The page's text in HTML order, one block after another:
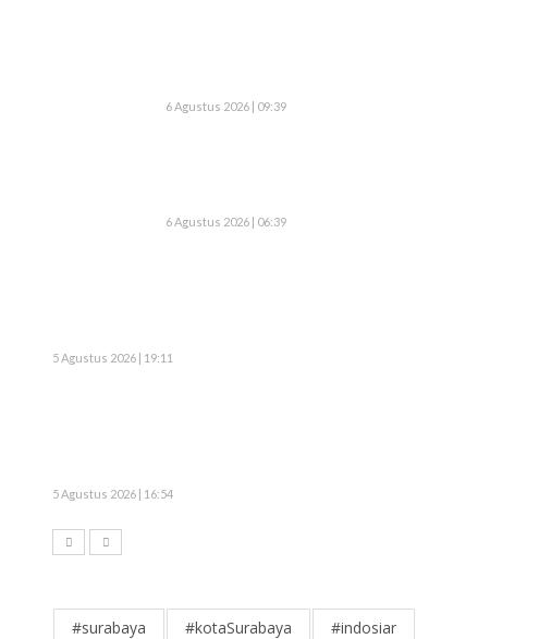
6 Agustus 2026 | 09:39
6 Agustus 2026 | 06:39
5 Agustus 2026 | 19:11
5 Agustus 2026 | 16:54
#surabaya #kotaSurabaya
#indosiar